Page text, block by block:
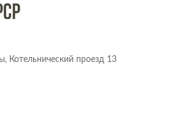
Котельнический проезд 13